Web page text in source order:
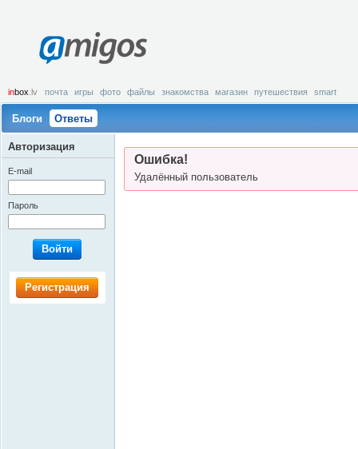
amigos
inbox .lv почта игры фото файлы знакомства магазин путешествия smart
Блоги Ответы
Ошибка!
Удалённый пользователь
Авторизация
E-mail
Пароль
Войти
Регистрация